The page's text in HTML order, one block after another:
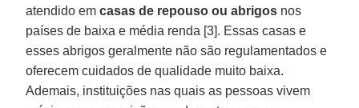
atendido emcasas de repouso ou abrigos nos
países de baixa e média renda [3]. Essas casas e
esses abrigos geralmente não são regulamentados e
oferecem cuidados de qualidade muito baixa.
Ademais, instituições nas quais as pessoas vivem